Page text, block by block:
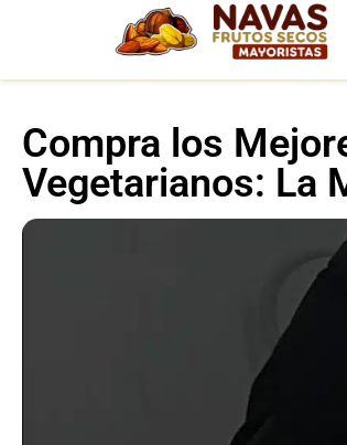
Compra los
Vegetarianos: La